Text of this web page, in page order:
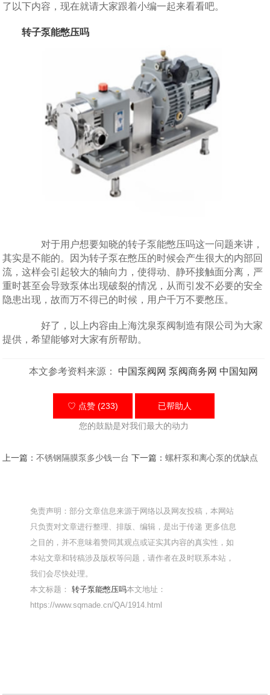
了以下内容，现在就请大家跟着小编一起来看看吧。
转子泵能憋压吗
对于用户想要知晓的转子泵能憋压吗这一问题来讲，
其实是不能的。因为转子泵在憋压的时候会产生很大的内部回
流，这样会引起较大的轴向力，使得动、静环接触面分离，严
重时甚至会导致泵体出现破裂的情况，从而引发不必要的安全
隐患出现，故而万不得已的时候，用户千万不要憋压。
好了，以上内容由上海沈泉泵阀制造有限公司为大家
提供，希望能够对大家有所帮助。
本文参考资料来源： 中国泵阀网 泵阀商务网 中国知网
♡ 点赞 (233) 已帮助人
您的鼓励是对我们最大的动力
上一篇：不锈钢隔膜泵多少钱一台 下一篇：螺杆泵和离心泵的优缺点
免责声明：部分文章信息来源于网络以及网友投稿，本网站
只负责对文章进行整理、排版、编辑，是出于传递 更多信息
之目的，并不意味着赞同其观点或证实其内容的真实性，如
本站文章和转稿涉及版权等问题，请作者在及时联系本站，
我们会尽快处理。
本文标题：转子泵能憋压吗本文地址：
https://www.sqmade.cn/QA/1914.html